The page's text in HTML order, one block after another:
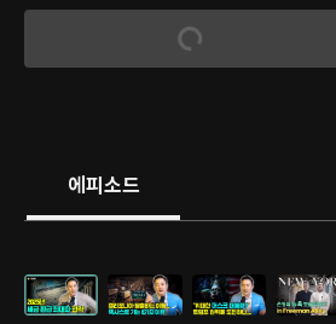
변호사이다.
에피소드